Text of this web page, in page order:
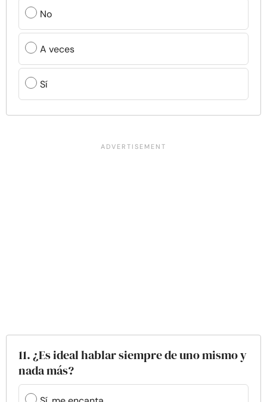
No
A veces
Sí
11. ¿Es ideal hablar siempre de uno mismo y
nada más?